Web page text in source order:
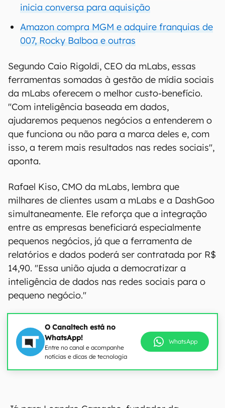
inicia conversa para aquisição
Amazon compra MGM e adquire franquias de
007, Rocky Balboa e outras
Segundo Caio Rigoldi, CEO da mLabs, essas
ferramentas somadas à gestão de mídia sociais
da mLabs oferecem o melhor custo-benefício.
"Com inteligência baseada em dados,
ajudaremos pequenos negócios a entenderem o
que funciona ou não para a marca deles e, com
isso, a terem mais resultados nas redes sociais",
aponta.
Rafael Kiso, CMO da mLabs, lembra que
milhares de clientes usam a mLabs e a DashGoo
simultaneamente. Ele reforça que a integração
entre as empresas beneficiará especialmente
pequenos negócios, já que a ferramenta de
relatórios e dados poderá ser contratada por R$
14,90. "Essa união ajuda a democratizar a
inteligência de dados nas redes sociais para o
pequeno negócio."
O Canaltech está no
WhatsApp!
Entre no canal e acompanhe
notícias e dicas de tecnologia
WhatsApp